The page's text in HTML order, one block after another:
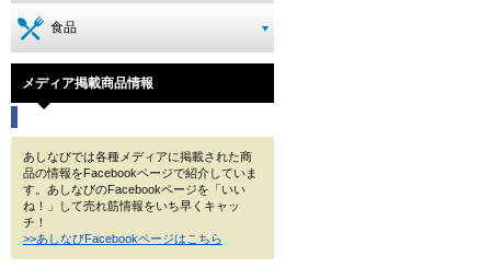
食品
メディア掲載商品情報
あしなびでは各種メディアに掲載された商
品の情報をFacebookページで紹介していま
す。あしなびのFacebookページを「いい
ね！」して売れ筋情報をいち早くキャッ
チ！
>>あしなびFacebookページはこちら